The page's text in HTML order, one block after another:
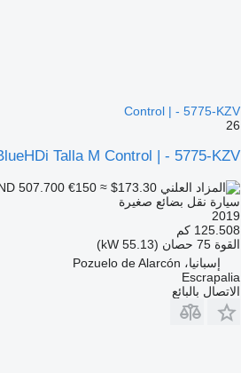
Control | - 5775-KZV
26
Talla M Control | - 5775-KZV
€150 ≈ $173.30
سيارة نقل بضائع صغيرة
2019
125.508 كم
القوة 75 حصان (55.13 kW)
إسبانيا، Pozuelo de Alarcón
Escrapalia
الاتصال بالبائع